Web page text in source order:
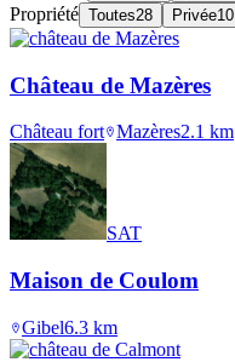
Propriété Toutes28 Privée10
Château de Mazères
Château fort Mazères2.1 km
SAT
Maison de Coulom
Gibel6.3 km